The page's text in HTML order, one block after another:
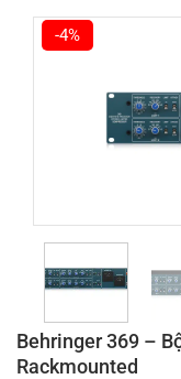
-4%
Behringer 369 –
Rackmounted